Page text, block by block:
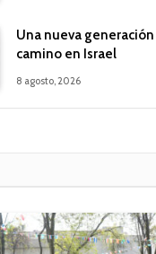
Una nueva
camino en Israel
8 agosto, 2026